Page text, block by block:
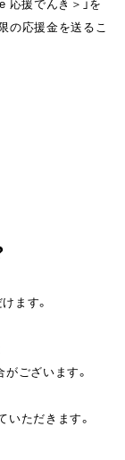
応援でんき＞」を
の応援金を送るこ
ます。
ございます。
いただきます。